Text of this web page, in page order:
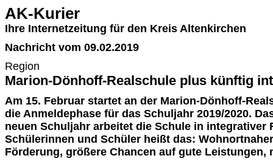
AK-Kurier
Ihre Internetzeitung für den Kreis Altenkirchen
Nachricht vom 09.02.2019
Region
Marion-Dönhoff-Realschule plus künftig
Am 15. Februar startet an der Marion-Dönhoff-
die Anmeldephase für das Schuljahr 2019/2020.
neuen Schuljahr arbeitet die Schule in integrativer
Schülerinnen und Schüler heißt das:
Förderung, größere Chancen auf gute Leistungen,